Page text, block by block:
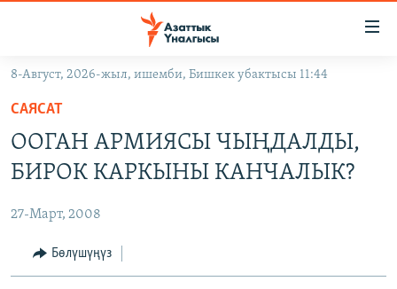
Навигацияга
өтүңүз
Издөөгө
салыңыз
ЭКОНОМИКА
МАДАНИЯТ
БОРБОР АЗИЯ
АТАЙЫН ИЛИКТӨӨ
ТВ ПРОГРАММАЛАР
8-Август, 2026-жыл, ишемби, Бишкек убактысы 11:44
САЯСАТ
ООГАН АРМИЯСЫ ЧЫҢДАЛДЫ,
БИРОК КАРКЫНЫ КАНЧАЛЫК?
27-Март, 2008
Бөлүшүңүз